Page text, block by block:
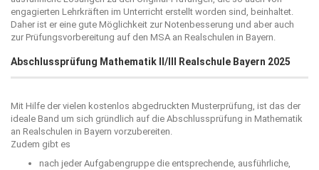
engagierten Lehrkräften im Unterricht erstellt worden sind, beinhaltet.
Daher ist er eine gute Möglichkeit zur Notenbesserung und aber auch
zur Prüfungsvorbereitung auf den MSA an Realschulen in Bayern.
Abschlussprüfung Mathematik II/III Realschule Bayern 2025
Mit Hilfe der vielen kostenlos abgedruckten Musterprüfung, ist das der
ideale Band um sich gründlich auf die Abschlussprüfung in Mathematik
an Realschulen in Bayern vorzubereiten.
Zudem gibt es
nach jeder Aufgabengruppe die entsprechende, ausführliche,